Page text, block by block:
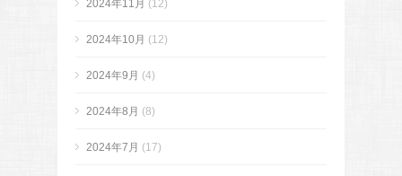
2024年11月 (12)
2024年10月 (12)
2024年9月 (4)
2024年8月 (8)
2024年7月 (17)